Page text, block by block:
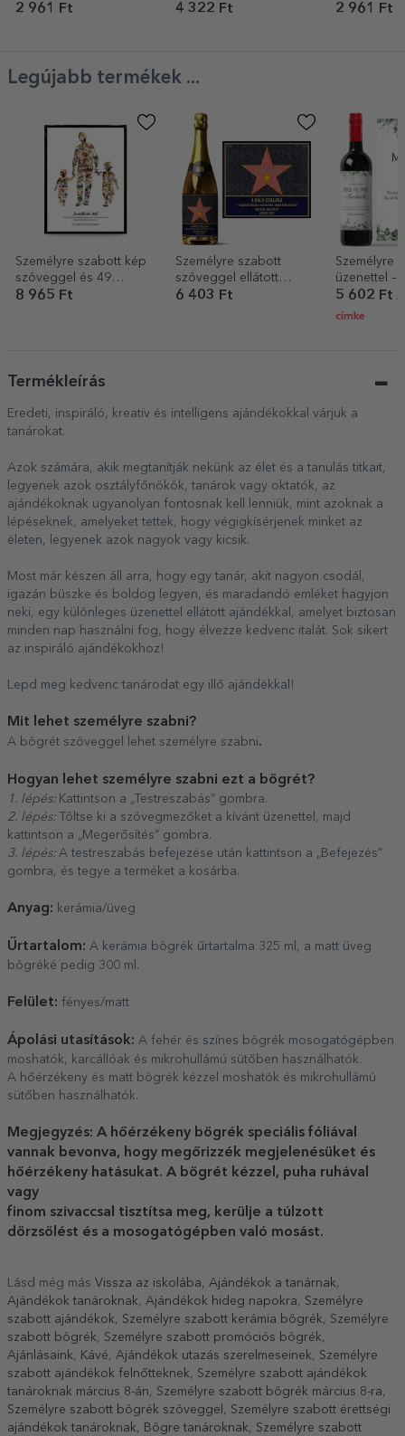
Rizzler Boyfriend
2 961 Ft
neveddel és szöveggel
4 322 Ft
szöveggel -
2 961 Ft
Legújabb termékek ...
Személyre szabott kép
szöveggel és 49
fotóval – Apa, 2 fiú
8 965 Ft
Személyre szabott
szöveggel ellátott
pezsgő – A hála
6 403 Ft
Személyre
üzenettel –
5 602 Ft /
címke
Termékleírás
Eredeti, inspiráló, kreatív és intelligens ajándékokkal várjuk a
tanárokat.
Azok számára, akik megtanítják nekünk az élet és a tanulás titkait,
legyenek azok osztályfőnökök, tanárok vagy oktatók, az
ajándékoknak ugyanolyan fontosnak kell lenniük, mint azoknak a
lépéseknek, amelyeket tettek, hogy végigkísérjenek minket az
életen, legyenek azok nagyok vagy kicsik.
Most már készen áll arra, hogy egy tanár, akit nagyon csodál,
igazán büszke és boldog legyen, és maradandó emléket hagyjon
neki, egy különleges üzenettel ellátott ajándékkal, amelyet biztosan
minden nap használni fog, hogy élvezze kedvenc italát. Sok sikert
az inspiráló ajándékokhoz!
Lepd meg kedvenc tanárodat egy illő ajándékkal!
Mit lehet személyre szabni?
A bögrét szöveggel lehet személyre szabni.
Hogyan lehet személyre szabni ezt a bögrét?
1. lépés: Kattintson a „Testreszabás” gombra.
2. lépés:
Töltse ki a szövegmezőket a kívánt üzenettel, majd
kattintson a „Megerősítés” gombra.
3. lépés: A testreszabás befejezése után kattintson a „Befejezés”
gombra, és tegye a terméket a kosárba.
Anyag: kerámia/üveg
Űrtartalom: A kerámia bögrék űrtartalma 325 ml, a matt üveg
bögréké pedig 300 ml.
Felület: fényes/matt
Ápolási utasítások: A fehér és színes bögrék mosogatógépben
moshatók, karcállóak és mikrohullámú sütőben használhatók.
A hőérzékeny és matt bögrék kézzel moshatók és mikrohullámú
sütőben használhatók.
Megjegyzés: A hőérzékeny bögrék speciális fóliával
vannak bevonva, hogy megőrizzék megjelenésüket és
hőérzékeny hatásukat. A bögrét kézzel, puha ruhával
vagy
finom szivaccsal tisztítsa meg, kerülje a túlzott
dörzsölést és a mosogatógépben való mosást.
Lásd még más Vissza az iskolába, Ajándékok a tanárnak,
Ajándékok tanároknak, Ajándékok hideg napokra, Személyre
szabott ajándékok, Személyre szabott kerámia bögrék, Személyre
szabott bögrék, Személyre szabott promóciós bögrék,
Ajánlásaink, Kávé, Ajándékok utazás szerelmeseinek, Személyre
szabott ajándékok felnőtteknek, Személyre szabott ajándékok
tanároknak március 8-án, Személyre szabott bögrék március 8-ra,
Személyre szabott bögrék szöveggel , Személyre szabott érettségi
ajándékok tanároknak, Bögre tanároknak, Személyre szabott